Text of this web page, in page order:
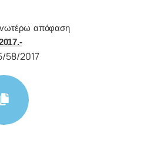
58/2017